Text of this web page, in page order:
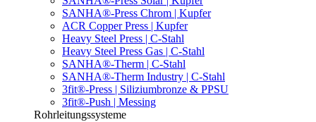
SANHA®-Press Chrom | Kupfer
ACR Copper Press | Kupfer
Heavy Steel Press | C-Stahl
Heavy Steel Press Gas | C-Stahl
SANHA®-Therm | C-Stahl
SANHA®-Therm Industry | C-Stahl
3fit®-Press | Siliziumbronze & PPSU
3fit®-Push | Messing
Rohrleitungssysteme